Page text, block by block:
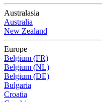
Australasia
Australia
New Zealand
Europe
Belgium (FR)
Belgium (NL)
Belgium (DE)
Bulgaria
Croatia